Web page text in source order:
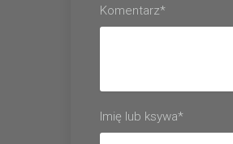
Komentarz*
Imię lub ksywa*